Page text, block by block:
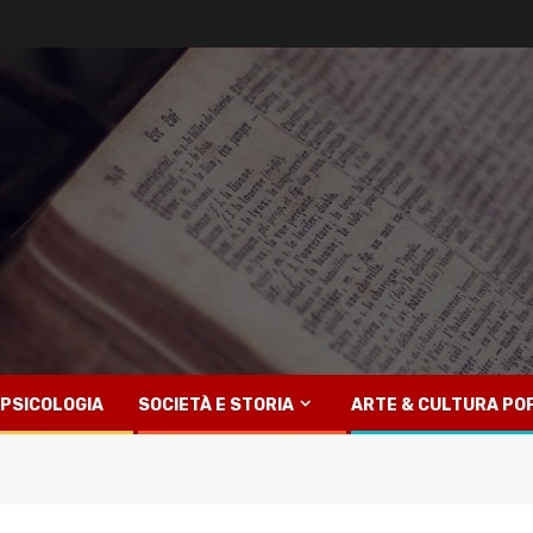
PSICOLOGIA SOCIETÀ E STORIA ARTE & CULTURA